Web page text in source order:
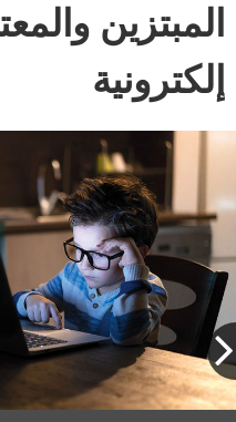
المبتزين
إلكترونية